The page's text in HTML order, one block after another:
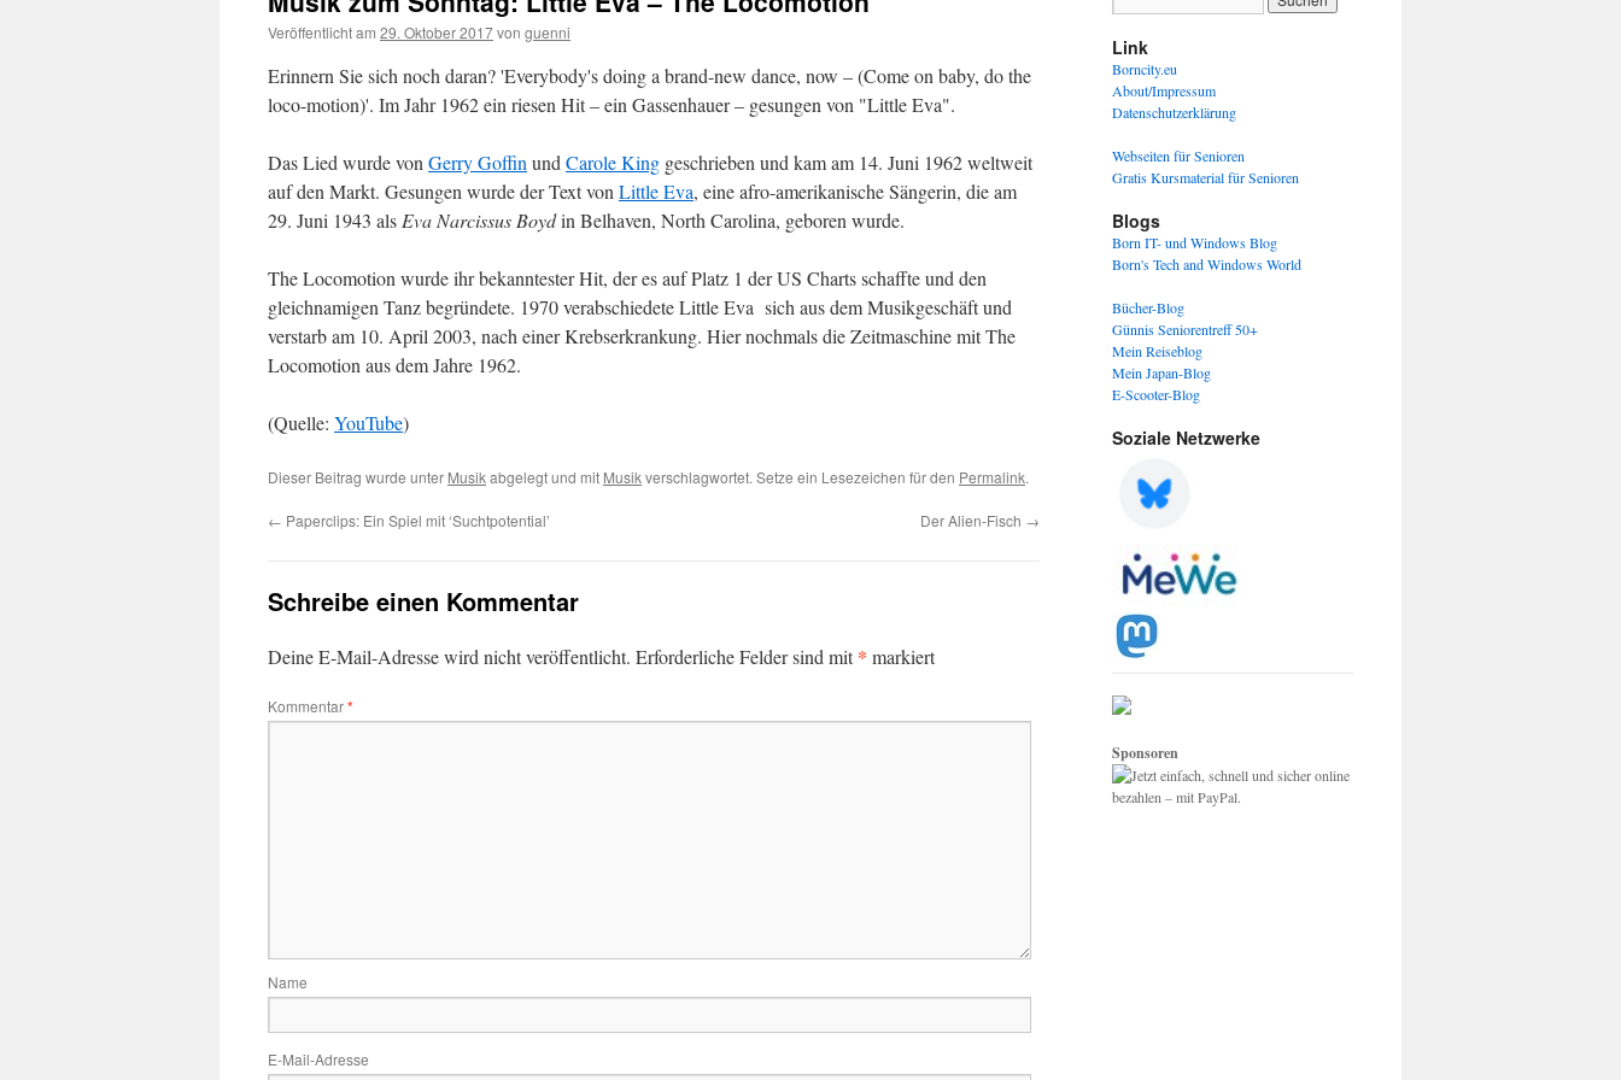
Veröffentlicht am 29. Oktober 2017von guenni
Erinnern Sie sich noch daran? 'Everybody's doing a brand-new dance, now – (Come on baby, do the
loco-motion)'. Im Jahr 1962 ein riesen Hit – ein Gassenhauer – gesungen von "Little Eva".
Das Lied wurde von Gerry Goffin und Carole King geschrieben und kam am 14. Juni 1962 weltweit
auf den Markt. Gesungen wurde der Text von Little Eva, eine afro-amerikanische Sängerin, die am
29. Juni 1943 als Eva Narcissus Boydin Belhaven, North Carolina, geboren wurde.
The Locomotion wurde ihr bekanntester Hit, der es auf Platz 1 der US Charts schaffte und den
gleichnamigen Tanz begründete. 1970 verabschiedete Little Eva sich aus dem Musikgeschäft und
verstarb am 10. April 2003, nach einer Krebserkrankung. Hier nochmals die Zeitmaschine mit The
Locomotion aus dem Jahre 1962.
(Quelle: YouTube)
Dieser Beitrag wurde unter Musikabgelegt und mit Musikverschlagwortet. Setze ein Lesezeichen für den Permalink.
← Paperclips: Ein Spiel mit ‘Suchtpotential’ Der Alien-Fisch →
Schreibe einen Kommentar
Deine E-Mail-Adresse wird nicht veröffentlicht. Erforderliche Felder sind mit* markiert
Kommentar*
Name
E-Mail-Adresse
Link
Borncity.eu
About/Impressum
Datenschutzerklärung
Webseiten für Senioren
Gratis Kursmaterial für Senioren
Blogs
Born IT- und Windows Blog
Born's Tech and Windows World
Bücher-Blog
Günnis Seniorentreff 50+
Mein Reiseblog
Mein Japan-Blog
E-Scooter-Blog
Soziale Netzwerke
Sponsoren